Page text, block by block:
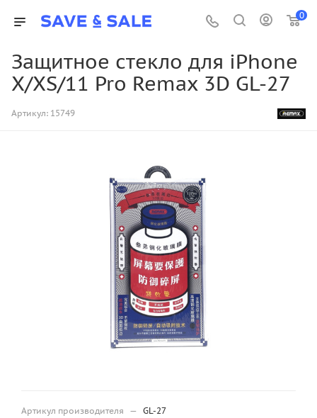
0
Защитное стекло для iPhone
X/XS/11 Pro Remax 3D GL-27
Артикул: 15749
Артикул производителя — GL-27